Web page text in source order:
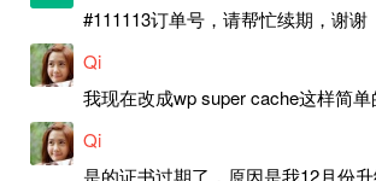
#111113订单号，请帮忙续期，谢谢
Qi
我现在改成wp super cache这样简单
Qi